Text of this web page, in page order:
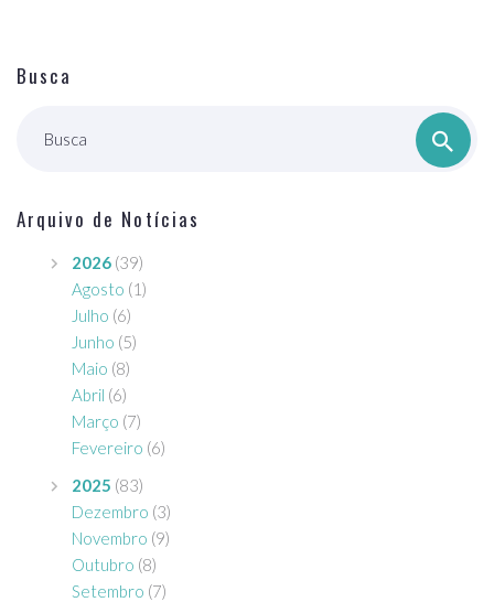
Busca
Busca
Arquivo de Notícias
2026 (39)
Agosto (1)
Julho (6)
Junho (5)
Maio (8)
Abril (6)
Março (7)
Fevereiro (6)
2025 (83)
Dezembro (3)
Novembro (9)
Outubro (8)
Setembro (7)